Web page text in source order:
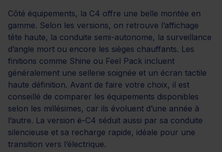
Côté équipements, la C4 offre une belle montée en
gamme. Selon les versions, on retrouve l’affichage
tête haute, la conduite semi-autonome, la surveillance
d’angle mort ou encore les sièges chauffants. Les
finitions comme Shine ou Feel Pack incluent
généralement une sellerie soignée et un écran tactile
haute définition. Avant de faire votre choix, il est
conseillé de comparer les équipements disponibles
selon les millésimes, car ils évoluent d’une année à
l’autre. La version ë-C4 séduit aussi par sa conduite
silencieuse et sa recharge rapide, idéale pour une
transition vers l’électrique.